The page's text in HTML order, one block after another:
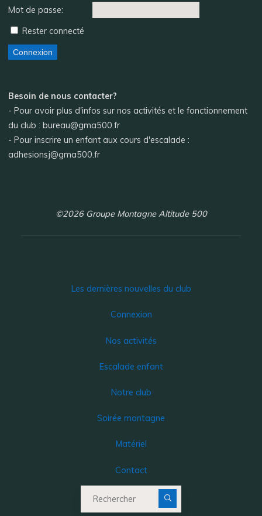
Mot de passe:
Rester connecté
Connexion
Besoin de nous contacter?
- Pour avoir plus d'infos sur nos activités et le fonctionnement
du club : bureau@gma500.fr
- Pour inscrire un enfant aux cours d'escalade :
adhesionsj@gma500.fr
©2026 Groupe Montagne Altitude 500
Les dernières nouvelles du club
Connexion
Nos activités
Escalade enfant
Notre club
Soirée montagne
Matériel
Contact